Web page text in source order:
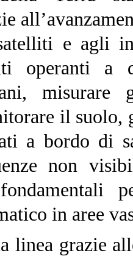
e agli
operanti a
il
a bordo di
non
in aree
linea grazie